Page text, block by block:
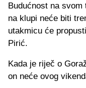
Budućnost na svom
na klupi neće biti
utakmicu će
Pirić.
Kada je riječ o
on neće ovog